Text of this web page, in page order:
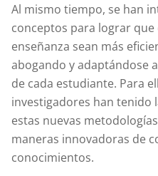
Al mismo tiempo, se han
conceptos para lograr que
enseñanza sean más
abogando y adaptándose
de cada estudiante. Para
investigadores han tenido
estas nuevas
maneras innovadoras de
conocimientos.